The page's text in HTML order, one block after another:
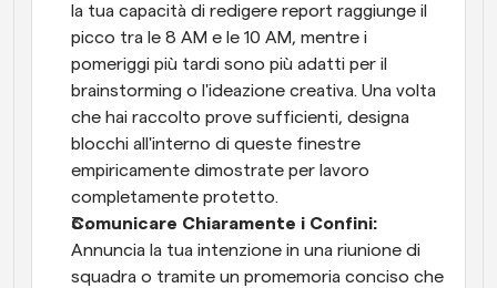
la tua capacità di redigere report raggiunge il
picco tra le 8 AM e le 10 AM, mentre i
pomeriggi più tardi sono più adatti per il
brainstorming o l'ideazione creativa. Una volta
che hai raccolto prove sufficienti, designa
blocchi all'interno di queste finestre
empiricamente dimostrate per lavoro
completamente protetto.
Comunicare Chiaramente i Confini:
Annuncia la tua intenzione in una riunione di
squadra o tramite un promemoria conciso che